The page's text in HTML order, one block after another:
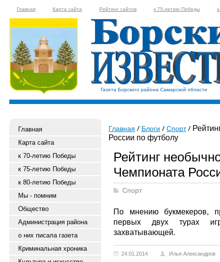
Главная Карта сайта Рейтинг сайтов к 75-летию Победы
Газета Борского района Самарской области
Главная
Карта сайта
к 70-летию Победы
к 75-летию Победы
к 80-летию Победы
Мы - помним
Общество
Администрация района
о них писала газета
Криминальная хроника
Главная Блоги Спорт
России по футболу
Рейтинг
Чемпионата
Спорт
По мнению букмекеров,
первых двух турах
захватывающей.
24.01.2014 Илья Александров